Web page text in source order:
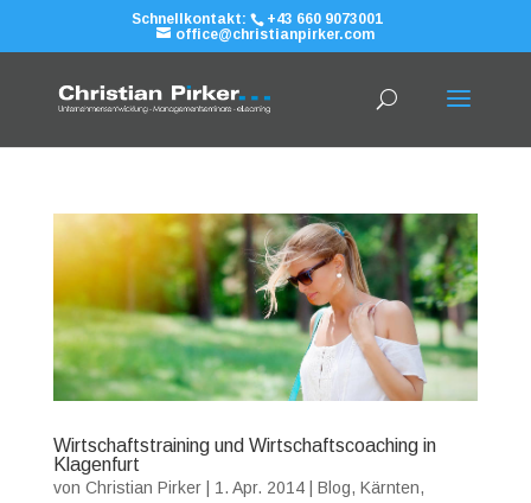
Schnellkontakt:
+43 660 9073001
office@christianpirker.com
Wirtschaftstraining und Wirtschaftscoaching in
Klagenfurt
von Christian Pirker| 1. Apr. 2014| Blog, Kärnten,